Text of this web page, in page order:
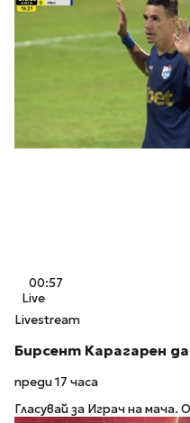
00:57
Live
Livestream
Бирсент Карагарен
преди 17 часа
Гласувай за Играч на